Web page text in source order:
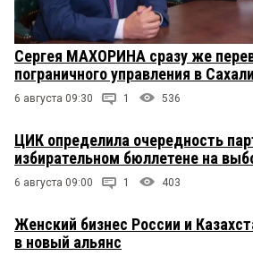
Сергея МАХОРИНА сразу же
пограничного управления в
6 августа 09:30 1 536
ЦИК определила очередность
избирательном бюллетене на
6 августа 09:00 1 403
Женский бизнес России и
в новый альянс